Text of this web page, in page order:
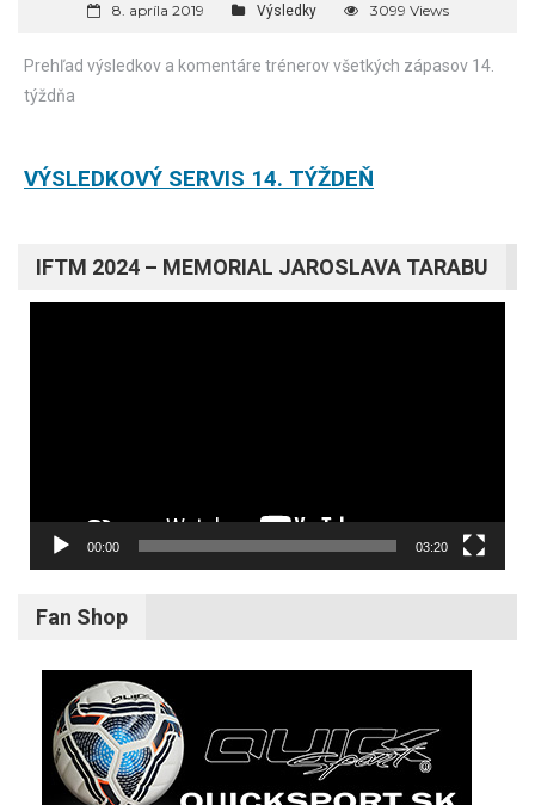
8. apríla 2019 Výsledky 3099 Views
Prehľad výsledkov a komentáre trénerov všetkých zápasov 14.
týždňa
VÝSLEDKOVÝ SERVIS 14. TÝŽDEŇ
IFTM 2024 – MEMORIAL JAROSLAVA TARABU
00:00 03:20
Fan Shop